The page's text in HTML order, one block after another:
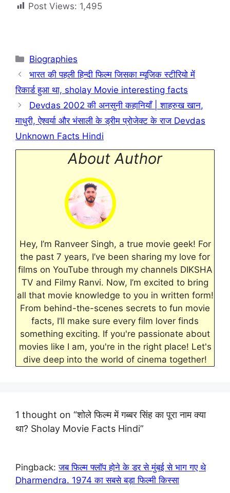
Post Views: 1,495
Categories
Biographies
भारत की पहली हिन्दी फिल्म जिसका म्यूजिक स्टीरियो में
रिकार्ड हुआ था, sholay Movie interesting facts
Devdas 2002 की अनसुनी कहानियाँ | शाहरुख खान,
माधुरी, ऐश्वर्या और भंसाली के ड्रीम प्रोजेक्ट के राज Devdas
Unknown Facts Hindi
About Author
Hey, I’m Ranveer Singh, a true movie geek! For
the past 7 years, I’ve been sharing my love for
films on YouTube through my channels DIKSHA
TV and Filmy Ranvi. Now, I’m excited to bring
all that movie knowledge to you in written form!
From behind-the-scenes secrets to fun movie
facts, I’ll make sure every film lover finds
something exciting. If you're passionate about
movies like I am, you're in the right place! Let's
dive deep into the world of cinema together!
1 thought on “शोले फिल्म में गब्बर सिंह का पूरा नाम क्या
था? Sholay Movie Facts Hindi”
Pingback:जब फिल्म फ्लॉप होने के डर से मुंबई से भाग गए थे
Dharmendra. 1974 का सबसे बड़ा फिल्मी किस्सा